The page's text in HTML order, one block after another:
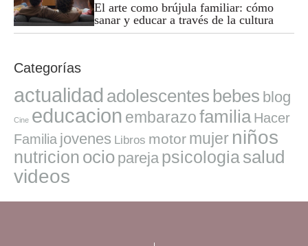
El arte como brújula familiar: cómo
sanar y educar a través de la cultura
Categorías
actualidad adolescentes bebes blog
Cine educacion embarazofamilia Hacer
Familia jovenes Libros motor mujer niños
nutricion ocio pareja psicologiasalud
videos